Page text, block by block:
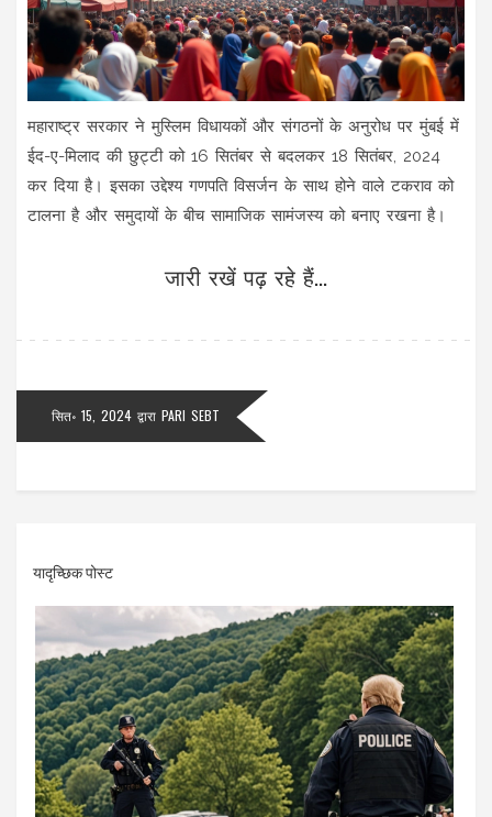
महाराष्ट्र सरकार ने मुस्लिम विधायकों और संगठनों के अनुरोध पर मुंबई में
ईद-ए-मिलाद की छुट्टी को 16 सितंबर से बदलकर 18 सितंबर, 2024
कर दिया है। इसका उद्देश्य गणपति विसर्जन के साथ होने वाले टकराव को
टालना है और समुदायों के बीच सामाजिक सामंजस्य को बनाए रखना है।
जारी रखें पढ़ रहे हैं...
सित॰ 15, 2024 द्वारा PARI SEBT
यादृच्छिक पोस्ट